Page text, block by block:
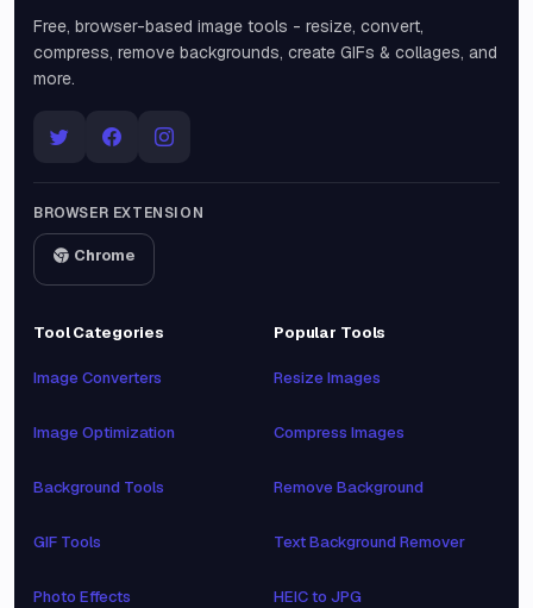
Free, browser-based image tools - resize, convert,
compress, remove backgrounds, create GIFs & collages, and
more.
BROWSER EXTENSION
Chrome
Tool Categories
Image Converters
Image Optimization
Background Tools
GIF Tools
Photo Effects
Popular Tools
Resize Images
Compress Images
Remove Background
Text Background Remover
HEIC to JPG